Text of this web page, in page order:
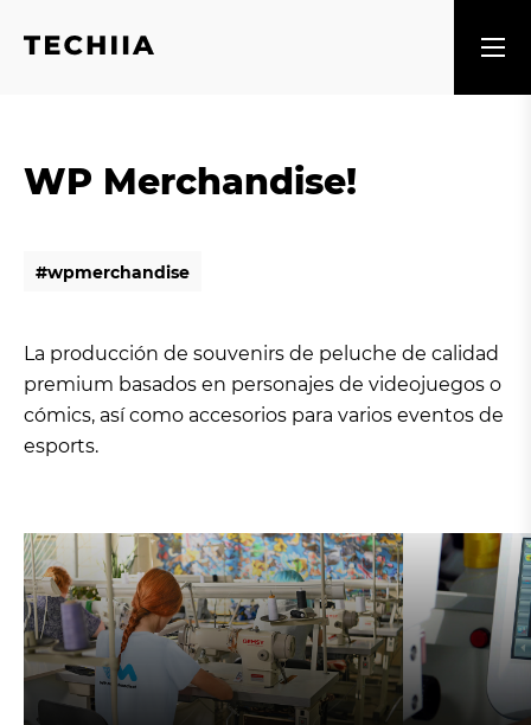
WP Merchandise!
#wpmerchandise
La producción de souvenirs de peluche de calidad
premium basados en personajes de videojuegos o
cómics, así como accesorios para varios eventos de
esports.